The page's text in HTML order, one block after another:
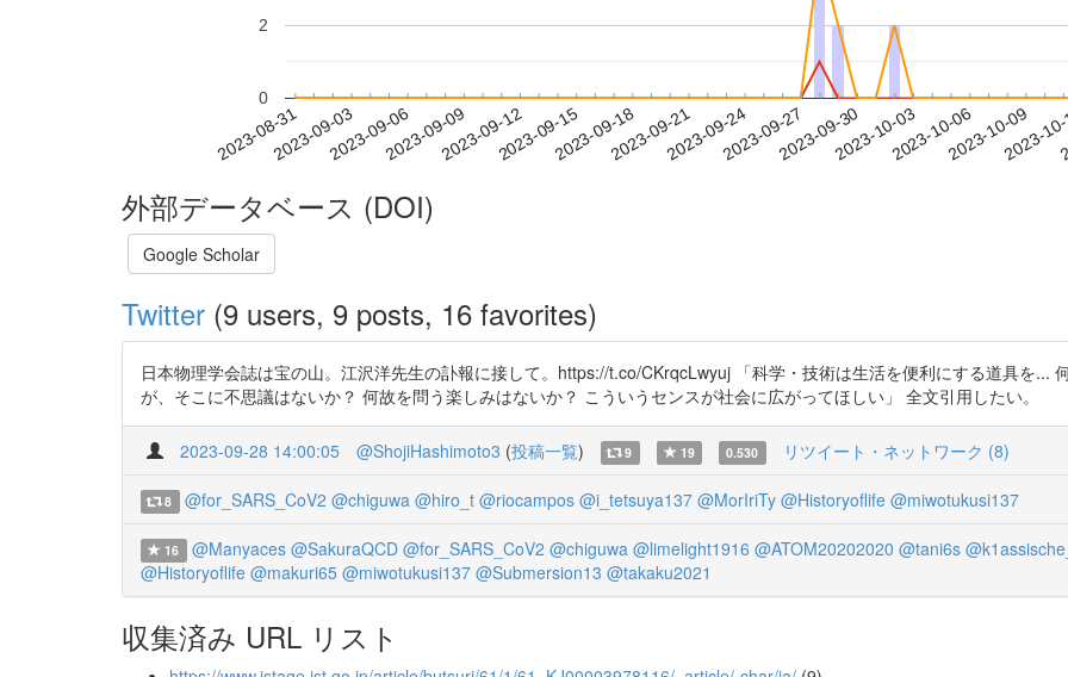
2023-08-312023-09-032023-09-062023-09-092023-09-122023-09-152023-09-182023-09-212023-09-242023-09-272023-09-302023-10-032023-10-062023-10-09
2023-
0
2
外部データベース (DOI)
Google Scholar
Twitter (9 users, 9 posts, 16 favorites)
日本物理学会誌は宝の山。江沢洋先生の訃報に接して。https://t.co/CKrqcLwyuj 「科学・技術は生活を便利にする道具を...
が、そこに不思議はないか？ 何故を問う楽しみはないか？ こういうセンスが社会に広がってほしい」 全文引用したい。
2023-09-28 14:00:05 @ShojiHashimoto3 (投稿一覧) 9 19 0.530 リツイート・ネットワーク (8)
8 @for_SARS_CoV2 @chiguwa @hiro_t @riocampos @i_tetsuya137 @MorIriTy @Historyoflife @miwotukusi137
16 @Manyaces @SakuraQCD @for_SARS_CoV2 @chiguwa @limelight1916 @ATOM20202020 @tani6s
@Historyoflife @makuri65 @miwotukusi137 @Submersion13 @takaku2021
収集済み URL リスト